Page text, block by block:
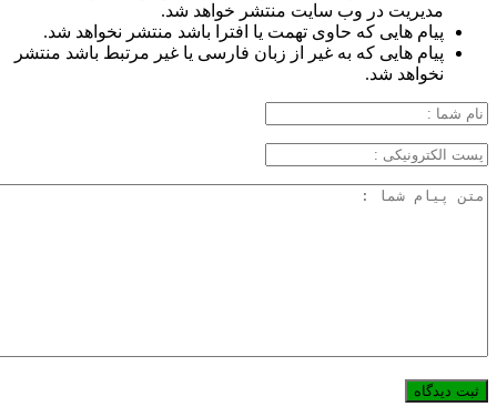
مدیریت در وب سایت منتشر خواهد شد.
پیام هایی که حاوی تهمت یا افترا باشد منتشر نخواهد شد.
پیام هایی که به غیر از زبان فارسی یا غیر مرتبط باشد منتشر
نخواهد شد.